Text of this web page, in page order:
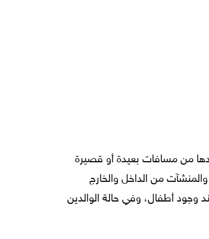
من مسافات بعيدة أو قصيرة
من الداخل والخارج
وجود أطفال، وفي حالة الوالدين